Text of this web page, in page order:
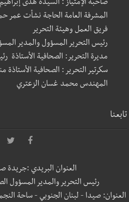
صاحبة الإمتياز : السيدة هدى
المشرفة العامة الحاجة نشأت عمر
فريق العمل وهيئة التحرير
رئيس التحرير المسؤول والمدير
مديرة التحرير: الصحافية الأستاذة
سكرتير التحرير : الصحافية
المهندس محمد غسان الزعتري
تابعنا
العنوان البريدي :جريدة
رئيس التحرير والمدير المسؤول
العنوان: صيدا - لبنان الجنوبي - ساحة